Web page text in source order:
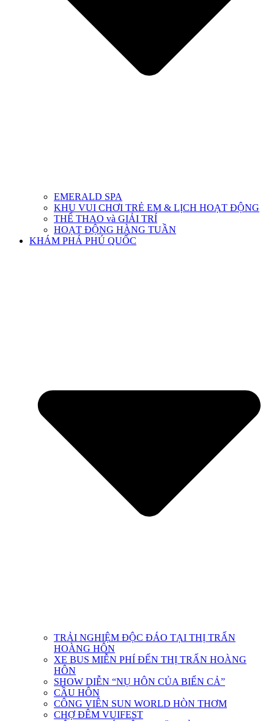
EMERALD SPA
KHU VUI CHƠI TRẺ EM & LỊCH HOẠT ĐỘNG
THỂ THAO và GIẢI TRÍ
HOẠT ĐỘNG HÀNG TUẦN
KHÁM PHÁ PHÚ QUỐC
TRẢI NGHIỆM ĐỘC ĐÁO TẠI THỊ TRẤN
HOÀNG HÔN
XE BUS MIỄN PHÍ ĐẾN THỊ TRẤN HOÀNG
HÔN
SHOW DIỄN “NỤ HÔN CỦA BIỂN CẢ”
CẦU HÔN
CÔNG VIÊN SUN WORLD HÒN THƠM
CHỢ ĐÊM VUIFEST